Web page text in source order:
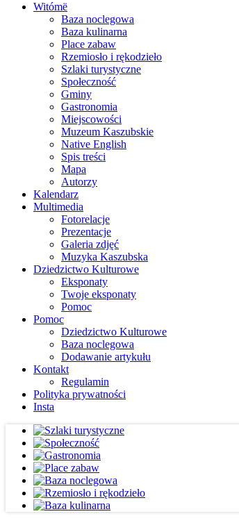
Witómë
Baza noclegowa
Baza kulinarna
Place zabaw
Rzemiosło i rękodzieło
Szlaki turystyczne
Społeczność
Gminy
Gastronomia
Miejscowości
Muzeum Kaszubskie
Native English
Spis treści
Mapa
Autorzy
Kalendarz
Multimedia
Fotorelacje
Prezentacje
Galeria zdjęć
Muzyka Kaszubska
Dziedzictwo Kulturowe
Eksponaty
Twoje eksponaty
Pomoc
Pomoc
Dziedzictwo Kulturowe
Baza noclegowa
Dodawanie artykułu
Kontakt
Regulamin
Polityka prywatności
Insta